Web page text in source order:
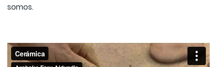
somos.